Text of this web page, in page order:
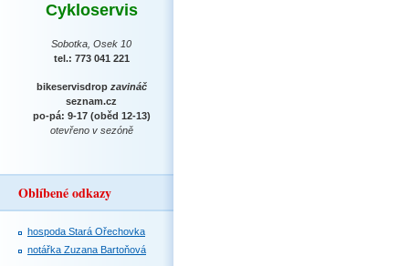
Cykloservis
Sobotka, Osek 10
tel.: 773 041 221
bikeservisdrop zavináč
seznam.cz
po-pá: 9-17 (oběd 12-13)
otevřeno v sezóně
Oblíbené odkazy
hospoda Stará Ořechovka
notářka Zuzana Bartoňová